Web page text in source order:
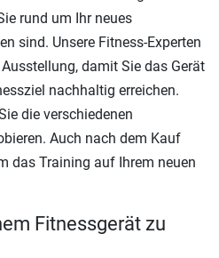
rund um Ihr neues
sind. Unsere Fitness-Experten
damit Sie das Gerät
nachhaltig erreichen.
die verschiedenen
Auch nach dem Kauf
das Training auf Ihrem neuen
Fitnessgerät zu